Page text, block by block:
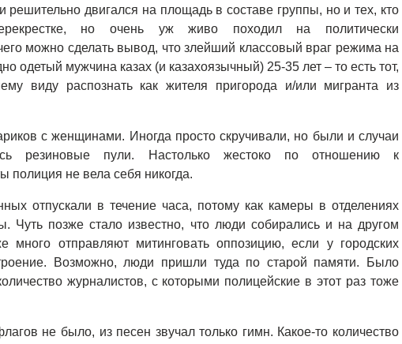
решительно двигался на площадь в составе группы, но и тех, кто
но очень уж живо походил на политически
можно сделать вывод, что злейший классовый враг режима на
одетый мужчина казах (и казахоязычный) 25-35 лет – то есть тот,
виду распознать как жителя пригорода и/или мигранта из
с женщинами. Иногда просто скручивали, но были и случаи
резиновые пули. Настолько жестоко по отношению к
полиция не вела себя никогда.
отпускали в течение часа, потому как камеры в отделениях
Чуть позже стало известно, что люди собирались и на другом
много отправляют митинговать оппозицию, если у городских
Возможно, люди пришли туда по старой памяти. Было
журналистов, с которыми полицейские в этот раз тоже
не было, из песен звучал только гимн. Какое-то количество